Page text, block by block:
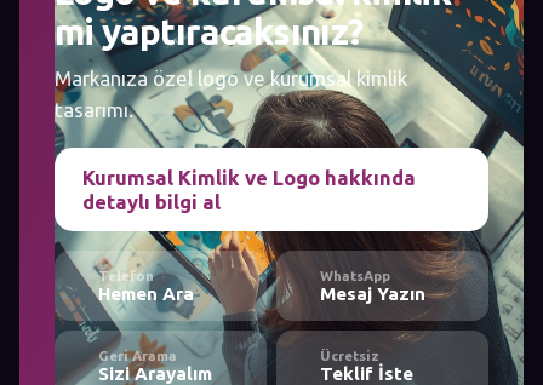
mi yaptıracaksınız?
Markanıza özel logo ve kurumsal kimlik
tasarımı.
Kurumsal Kimlik ve Logo hakkında
detaylı bilgi al
Telefon
Hemen Ara
WhatsApp
Mesaj Yazın
Geri Arama
Sizi Arayalım
Ücretsiz
Teklif İste